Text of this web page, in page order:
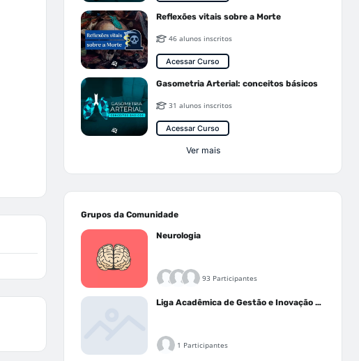
Reflexões vitais sobre a Morte
46 alunos inscritos
Acessar Curso
Gasometria Arterial: conceitos básicos
31 alunos inscritos
Acessar Curso
Ver mais
Grupos da Comunidade
Neurologia
93 Participantes
Liga Acadêmica de Gestão e Inovação Médica - LAGIM
1 Participantes